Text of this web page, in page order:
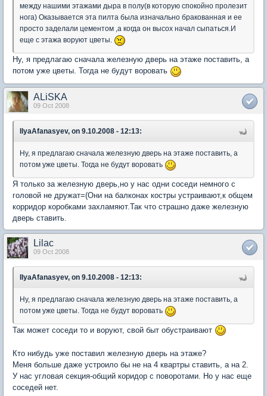
между нашими этажами дыра в полу(в которую спокойно пролезит
нога) Оказывается эта пилта была изначально бракованная и ее
просто заделали цементом ,а когда он высох начал сыпаться.И
еще с этажа воруют цветы.
Ну, я предлагаю сначала железную дверь на этаже поставить, а
потом уже цветы. Тогда не будут воровать
ALiSKA
09 Oct 2008
IlyaAfanasyev, on 9.10.2008 - 12:13:
Ну, я предлагаю сначала железную дверь на этаже поставить, а
потом уже цветы. Тогда не будут воровать
Я только за железную дверь,но у нас одни соседи немного с
головой не дружат=(Они на балконах костры устраивают,к общем
корридор коробками захламяют.Так что страшно даже железную
дверь ставить.
Lilac
09 Oct 2008
IlyaAfanasyev, on 9.10.2008 - 12:13:
Ну, я предлагаю сначала железную дверь на этаже поставить, а
потом уже цветы. Тогда не будут воровать
Так может соседи то и воруют, свой быт обустраивают
Кто нибудь уже поставил железную дверь на этаже?
Меня больше даже устроило бы не на 4 квартры ставить, а на 2.
У нас угловая секция-общий коридор с поворотами. Но у нас еще
соседей нет.